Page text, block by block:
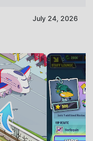
July 24, 2026